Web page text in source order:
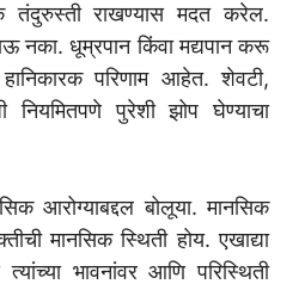
तंदुरुस्ती राखण्यास मदत करेल.
धूम्रपान किंवा मद्यपान करू
परिणाम आहेत. शेवटी,
नियमितपणे पुरेशी झोप घेण्याचा
आरोग्याबद्दल बोलूया. मानसिक
मानसिक स्थिती होय. एखाद्या
भावनांवर आणि परिस्थिती